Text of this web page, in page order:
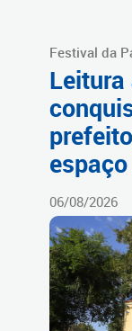
Festival da
Leitura
06/08/2026